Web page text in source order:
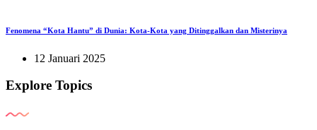
Fenomena “Kota Hantu” di Dunia: Kota-Kota yang Ditinggalkan dan Misterinya
12 Januari 2025
Explore Topics